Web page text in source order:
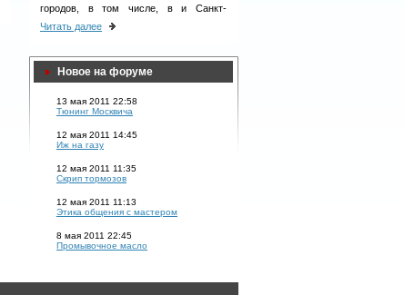
городов, в том числе, в и Санкт-
Петербурге, появляется все больше
Читать далее
Новое на форуме
13 мая 2011 22:58
Тюнинг Москвича
12 мая 2011 14:45
Иж на газу
12 мая 2011 11:35
Скрип тормозов
12 мая 2011 11:13
Этика общения с мастером
8 мая 2011 22:45
Промывочное масло